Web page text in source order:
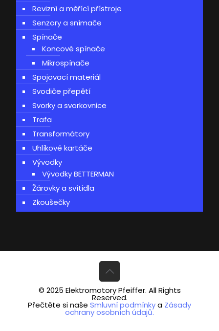
Revizní a měřící přístroje
Senzory a snímače
Spínače
Koncové spínače
Mikrospínače
Spojovací materiál
Svodiče přepětí
Svorky a svorkovnice
Trafa
Transformátory
Uhlíkové kartáče
Vývodky
Vývodky BETTERMAN
Žárovky a svítidla
Zkoušečky
© 2025 Elektromotory Pfeiffer. All Rights
Reserved.
Přečtěte si naše Smluvní podmínkya Zásady
ochrany osobních údajů.